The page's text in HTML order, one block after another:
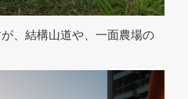
、結構山道や、一面農場の